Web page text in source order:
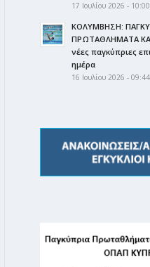
17 Ιουλίου 2026 - 10:00
ΚΟΛΥΜΒΗΣΗ:
ΠΡΩΤΑΘΛΗΜΑΤΑ
νέες παγκύπριες
ημέρα
16 Ιουλίου 2026 - 09:44